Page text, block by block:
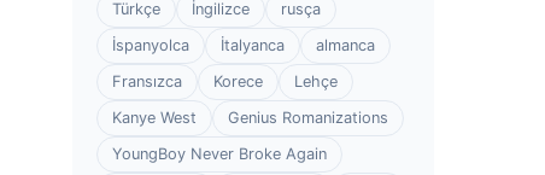
Türkçe İngilizce
rusça
İspanyolca
İtalyanca
almanca
Fransızca
Korece
Lehçe
Kanye West
Genius Romanizations
YoungBoy Never Broke Again